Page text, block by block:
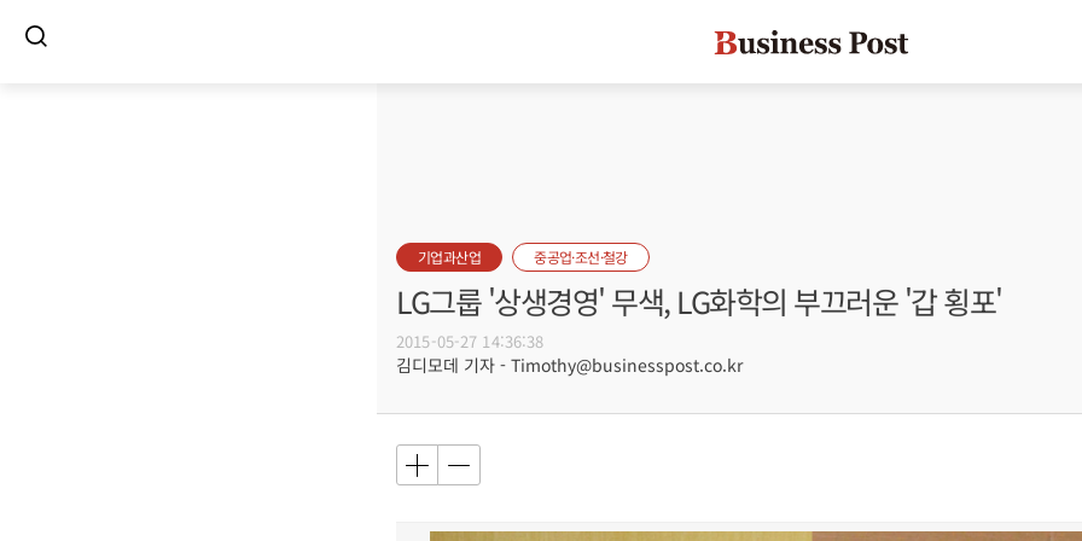
기업과산업 중공업·조선·철강
LG그룹 '상생경영' 무색, LG화학의 부끄러운 '갑 횡포'
2015-05-27 14:36:38
김디모데 기자 - Timothy@businesspost.co.kr